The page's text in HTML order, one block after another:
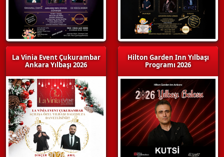
La Vinia Event Çukurambar
Ankara Yılbaşı 2026
Hilton Garden Inn Yılbaşı
Programı 2026